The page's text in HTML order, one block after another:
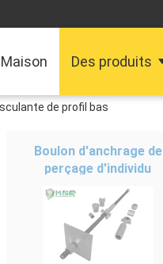
Maison Des produits
de profil bas
Boulon d'anchrage de
perçage d'individu